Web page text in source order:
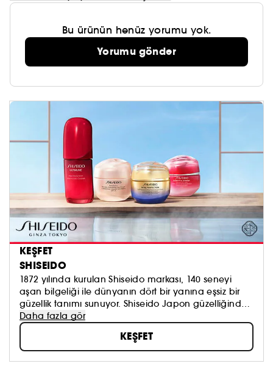
parlak bir cilt görünümü elde etmeye yardımcı
Bu ürünün henüz yorumu yok.
Yorumu gönder
KEŞFET
SHISEIDO
1872 yılında kurulan Shiseido markası, 140 seneyi
aşan bilgeliği ile dünyanın dört bir yanına eşsiz bir
güzellik tanımı sunuyor. Shiseido Japon güzelliğinden
esinlenerek paylaşım ve empatiyle beslenen güçlü
ve pozitif bir güzellik ortaya çıkarırken aynı zamanda
güzellik nerede olursa olsun onu bulup tüm dünya ile
paylaşıyor.
Daha fazla gör
KEŞFET